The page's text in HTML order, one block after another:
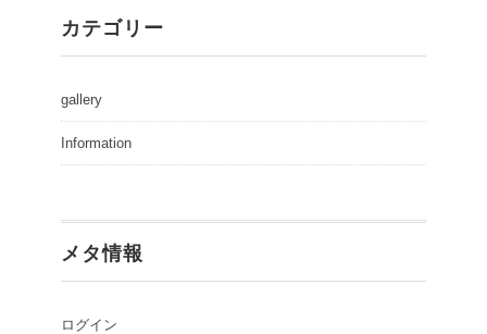
カテゴリー
gallery
Information
メタ情報
ログイン